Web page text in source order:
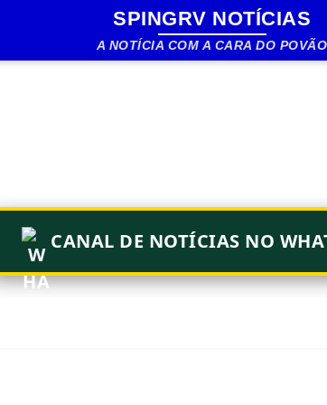
Pular para o conteúdo principal
SPINGRV NOTÍCIAS
A NOTÍCIA COM A CARA DO POVÃO
CANAL DE NOTÍCIAS NO